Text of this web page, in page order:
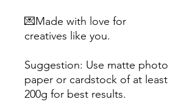
💌Made with love for
creatives like you.
Suggestion: Use matte photo
paper or cardstock of at least
200g for best results.